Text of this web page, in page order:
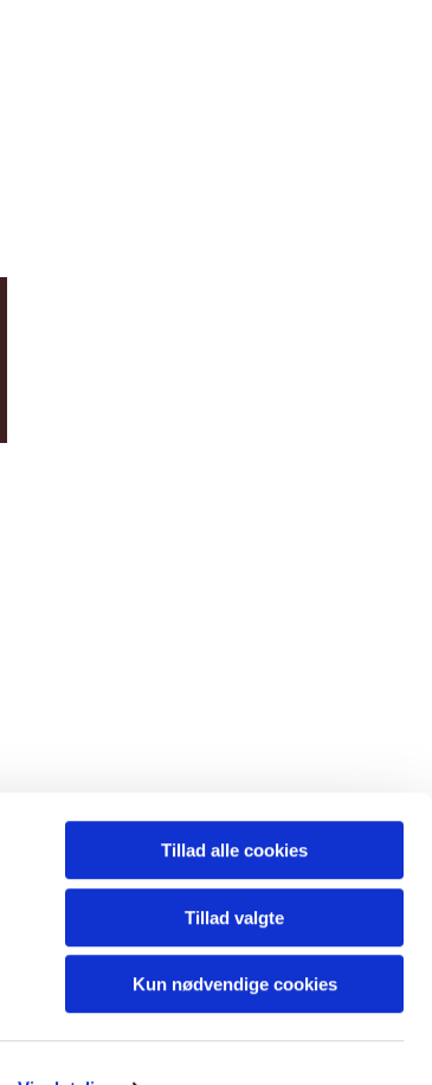
Tillad alle cookies
Tillad valgte
Kun nødvendige cookies